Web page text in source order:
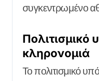
συγκεντρωμένο
Πολιτισμικό
κληρονομιά
Το πολιτισμικό